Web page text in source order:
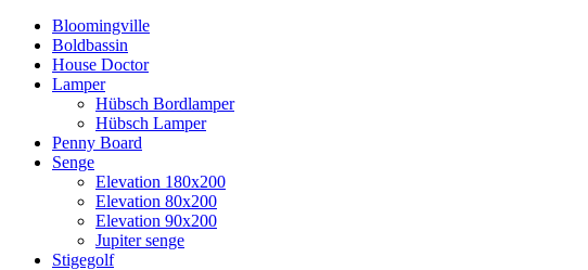
Bloomingville
Boldbassin
House Doctor
Lamper
Hübsch Bordlamper
Hübsch Lamper
Penny Board
Senge
Elevation 180x200
Elevation 80x200
Elevation 90x200
Jupiter senge
Stigegolf